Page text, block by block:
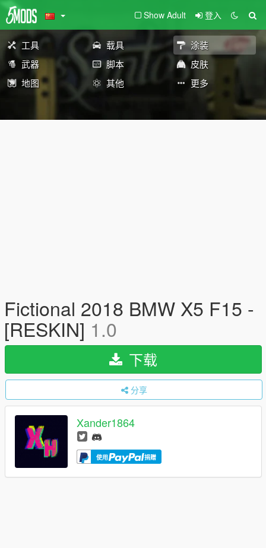
Show Adult 登入
工具 载具
涂装
武器
脚本
皮肤
地图
其他 更多
Fictional 2018 BMW X5 F15 -
[RESKIN] 1.0
下载
分享
Xander1864
使用 捐赠